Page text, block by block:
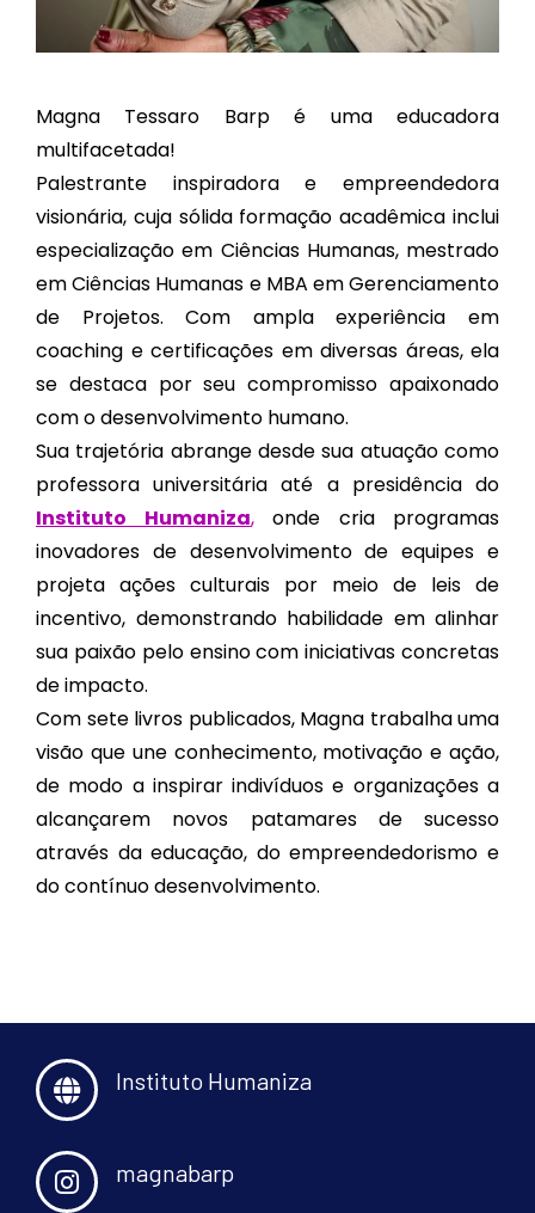
Magna Tessaro Barp é uma educadora
multifacetada!
Palestrante inspiradora e empreendedora
visionária, cuja sólida formação acadêmica inclui
especialização em Ciências Humanas, mestrado
em Ciências Humanas e MBA em Gerenciamento
de Projetos. Com ampla experiência em
coaching e certificações em diversas áreas, ela
se destaca por seu compromisso apaixonado
com o desenvolvimento humano.
Sua trajetória abrange desde sua atuação como
professora universitária até a presidência do
Instituto Humaniza,onde cria programas
inovadores de desenvolvimento de equipes e
projeta ações culturais por meio de leis de
incentivo, demonstrando habilidade em alinhar
sua paixão pelo ensino com iniciativas concretas
de impacto.
Com sete livros publicados, Magna trabalha uma
visão que une conhecimento, motivação e ação,
de modo a inspirar indivíduos e organizações a
alcançarem novos patamares de sucesso
através da educação, do empreendedorismo e
do contínuo desenvolvimento.
Instituto Humaniza
magnabarp